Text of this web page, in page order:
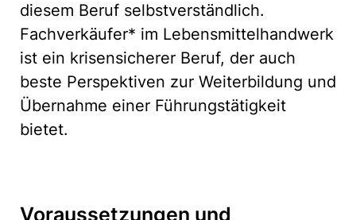
diesem Beruf selbstverständlich.
Fachverkäufer* im Lebensmittelhandwerk
ist ein krisensicherer Beruf, der auch
beste Perspektiven zur Weiterbildung und
Übernahme einer Führungstätigkeit
bietet.
Voraussetzungen und